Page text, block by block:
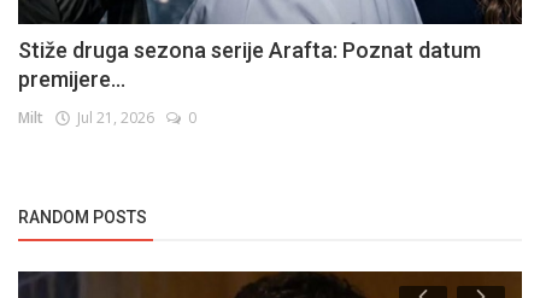
Stiže druga sezona serije Arafta: Poznat datum
premijere...
Milt Jul 21, 2026 0
RANDOM POSTS